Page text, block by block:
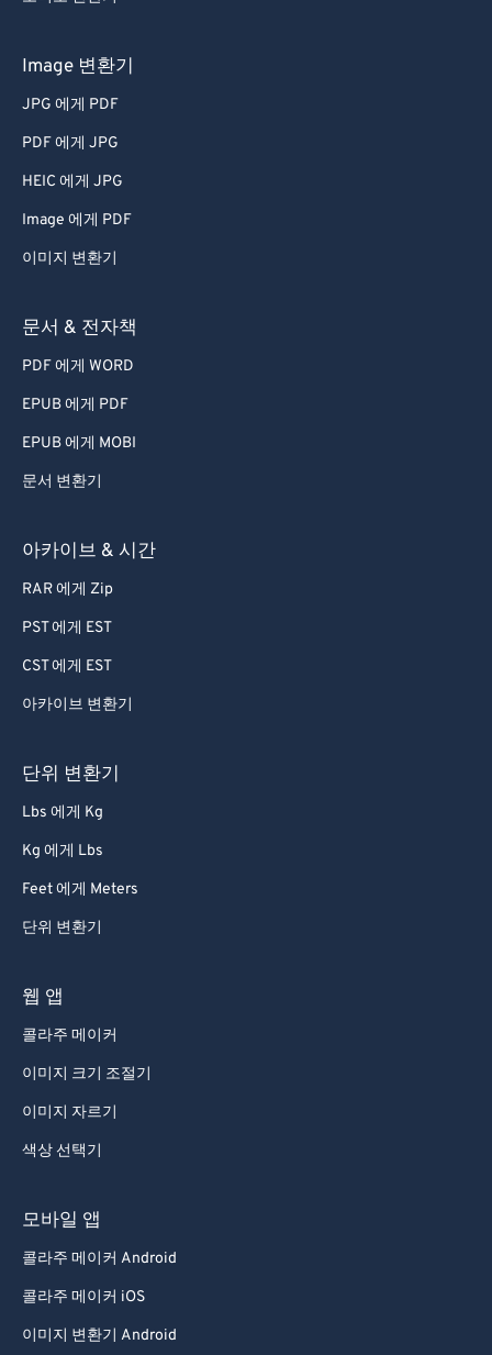
Image 변환기
JPG 에게 PDF
PDF 에게 JPG
HEIC 에게 JPG
Image 에게 PDF
이미지 변환기
문서 & 전자책
PDF 에게 WORD
EPUB 에게 PDF
EPUB 에게 MOBI
문서 변환기
아카이브 & 시간
RAR 에게 Zip
PST 에게 EST
CST 에게 EST
아카이브 변환기
단위 변환기
Lbs 에게 Kg
Kg 에게 Lbs
Feet 에게 Meters
단위 변환기
웹 앱
콜라주 메이커
이미지 크기 조절기
이미지 자르기
색상 선택기
모바일 앱
콜라주 메이커 Android
콜라주 메이커 iOS
이미지 변환기 Android